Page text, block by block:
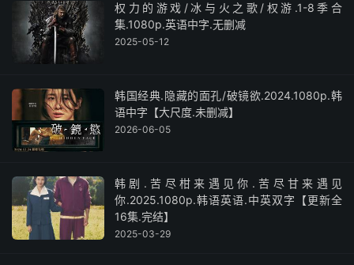
权力的游戏/冰与火之歌/权游.1-8季合
集.1080p.英语中字.无删减
2025-05-12
韩国经典.隐藏的面孔/破镜欲.2024.1080p.韩
语中字【大尺度.未删减】
2026-06-05
韩剧.苦尽柑来遇见你.苦尽甘来遇见
你.2025.1080p.韩语英语.中英双字【更新全
16集.完结】
2025-03-29